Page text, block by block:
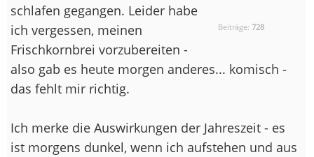
Beiträge:728
schlafen gegangen. Leider habe
ich vergessen, meinen
Frischkornbrei vorzubereiten -
also gab es heute morgen anderes... komisch -
das fehlt mir richtig.
Ich merke die Auswirkungen der Jahreszeit - es
ist morgens dunkel, wenn ich aufstehen und aus